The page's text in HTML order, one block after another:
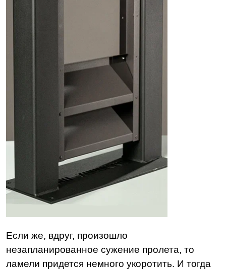
Если же, вдруг, произошло
незапланированное сужение пролета, то
ламели придется немного укоротить. И тогда